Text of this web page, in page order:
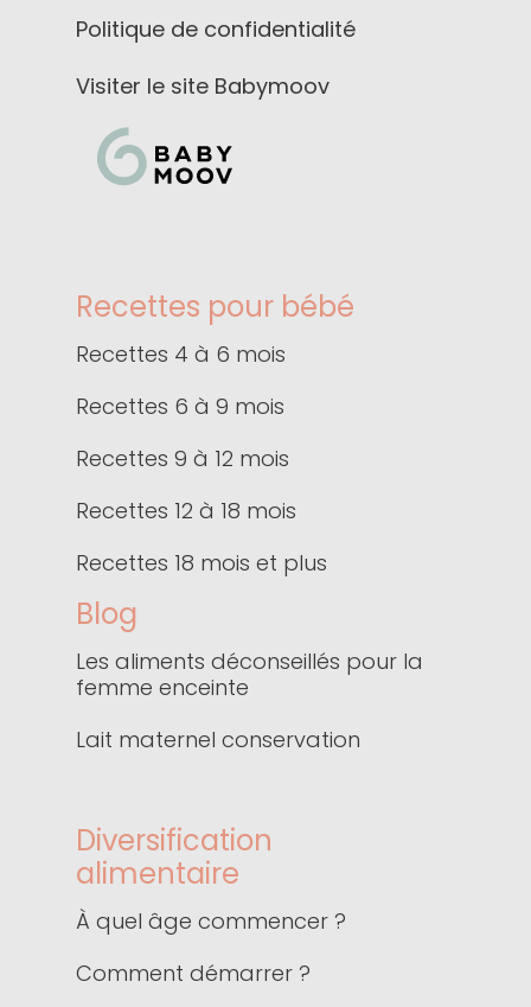
Politique de confidentialité
Visiter le site Babymoov
Recettes pour bébé
Recettes 4 à 6 mois
Recettes 6 à 9 mois
Recettes 9 à 12 mois
Recettes 12 à 18 mois
Recettes 18 mois et plus
Blog
Les aliments déconseillés pour la
femme enceinte
Lait maternel conservation
Diversification
alimentaire
À quel âge commencer ?
Comment démarrer ?